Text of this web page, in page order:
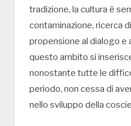
tradizione, la cultura è
contaminazione, ricerca
propensione al dialogo e
questo ambito si
nonostante tutte le
periodo, non cessa di
nello sviluppo della